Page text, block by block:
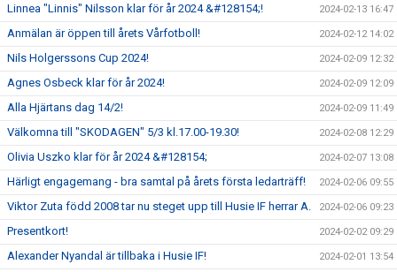
Linnea "Linnis" Nilsson klar för år 2024 &#128154;! 2024-02-13 16:47
Anmälan är öppen till årets Vårfotboll! 2024-02-12 14:02
Nils Holgerssons Cup 2024! 2024-02-09 12:32
Agnes Osbeck klar för år 2024! 2024-02-09 12:09
Alla Hjärtans dag 14/2! 2024-02-09 11:49
Välkomna till "SKODAGEN" 5/3 kl.17.00-19.30! 2024-02-08 12:29
Olivia Uszko klar för år 2024 &#128154; 2024-02-07 13:08
Härligt engagemang - bra samtal på årets första ledarträff! 2024-02-06 09:55
Viktor Zuta född 2008 tar nu steget upp till Husie IF herrar A. 2024-02-06 09:23
Presentkort! 2024-02-02 09:29
Alexander Nyandal är tillbaka i Husie IF! 2024-02-01 13:54